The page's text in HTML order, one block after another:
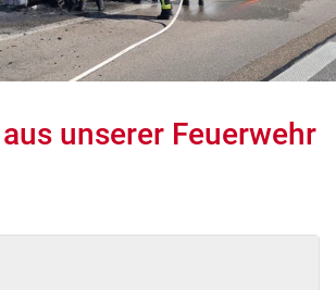
unserer Feuerwehr